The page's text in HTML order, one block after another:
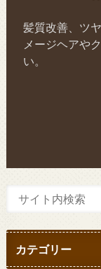
髪質改善、ツ
メージヘアや
い。
カテゴリー